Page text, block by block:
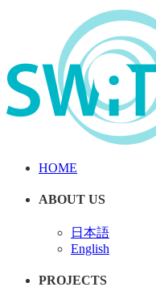
HOME
ABOUT US
日本語
English
PROJECTS